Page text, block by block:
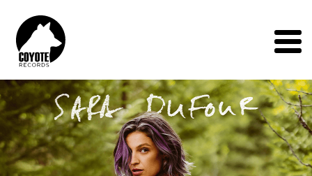
Records
Menu